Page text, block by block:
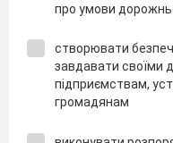
про умови
створювати
завдавати своїми
підприємствам,
громадянам